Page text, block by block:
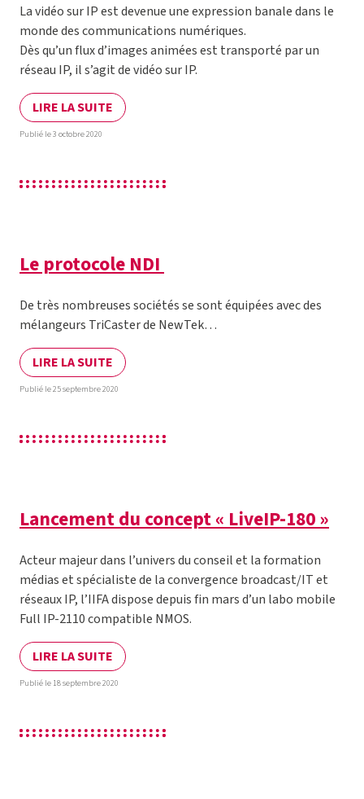
La vidéo sur IP est devenue une expression banale dans le
monde des communications numériques.
Dès qu’un flux d’images animées est transporté par un
réseau IP, il s’agit de vidéo sur IP.
LIRE LA SUITE
Publié le 3 octobre 2020
Le protocole NDI
De très nombreuses sociétés se sont équipées avec des
mélangeurs TriCaster de NewTek…
LIRE LA SUITE
Publié le 25 septembre 2020
Lancement du concept « LiveIP-180 »
Acteur majeur dans l’univers du conseil et la formation
médias et spécialiste de la convergence broadcast/IT et
réseaux IP, l’IIFA dispose depuis fin mars d’un labo mobile
Full IP-2110 compatible NMOS.
LIRE LA SUITE
Publié le 18 septembre 2020